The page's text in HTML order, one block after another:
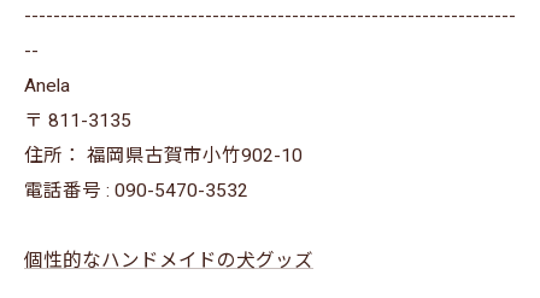
--------------------------------------------------------------------
--
Anela
〒 811-3135
住所： 福岡県古賀市小竹902-10
電話番号 : 090-5470-3532
個性的なハンドメイドの犬グッズ